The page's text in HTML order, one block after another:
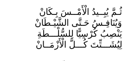
ثُـمَّ يُبِــيدُ الْأَمْــسَ بِـكَانْ
وَيُنَافِـسُ حَـتَّى الشَّيْـطَانْ
يَنْصِبُ كُرْسِيًّا لِلسُّلْـــطَةِ
لِيُشَـــتِّتَ كُـــلَّ الْأَزْمَــانْ